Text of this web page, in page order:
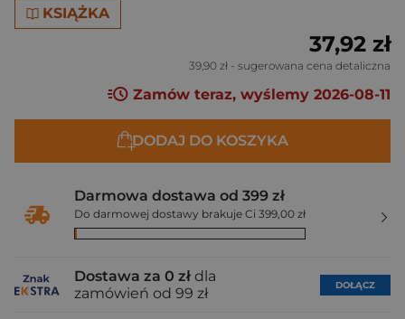
KSIĄŻKA
37,92 zł
39,90 zł - sugerowana cena detaliczna
Zamów teraz, wyślemy 2026-08-11
DODAJ DO KOSZYKA
Darmowa dostawa od 399 zł
Do darmowej dostawy brakuje Ci 399,00 zł
Dostawa za 0 zł dla
zamówień od 99 zł
DOŁĄCZ